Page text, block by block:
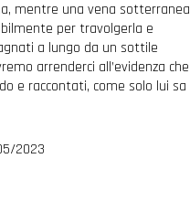
mentre una vena sotterranea
per travolgerla e
a lungo da un sottile
arrenderci all’evidenza che
e raccontati, come solo lui sa
2023